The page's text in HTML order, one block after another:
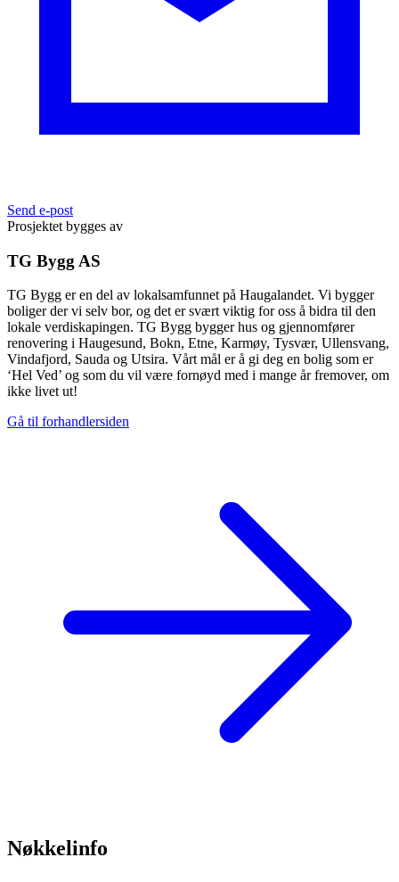
Send e-post
Prosjektet bygges av
TG Bygg AS
TG Bygg er en del av lokalsamfunnet på Haugalandet. Vi bygger
boliger der vi selv bor, og det er svært viktig for oss å bidra til den
lokale verdiskapingen. TG Bygg bygger hus og gjennomfører
renovering i Haugesund, Bokn, Etne, Karmøy, Tysvær, Ullensvang,
Vindafjord, Sauda og Utsira. Vårt mål er å gi deg en bolig som er
‘Hel Ved’ og som du vil være fornøyd med i mange år fremover, om
ikke livet ut!
Gå til forhandlersiden
Nøkkelinfo